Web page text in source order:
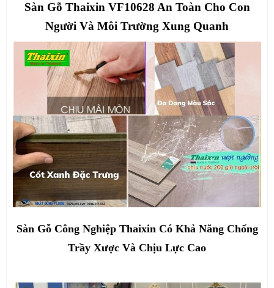
Sàn Gỗ Thaixin VF10628 An Toàn Cho Con
Người Và Môi Trường Xung Quanh
Sàn Gỗ Công Nghiệp Thaixin Có Khả Năng Chống
Trầy Xược Và Chịu Lực Cao